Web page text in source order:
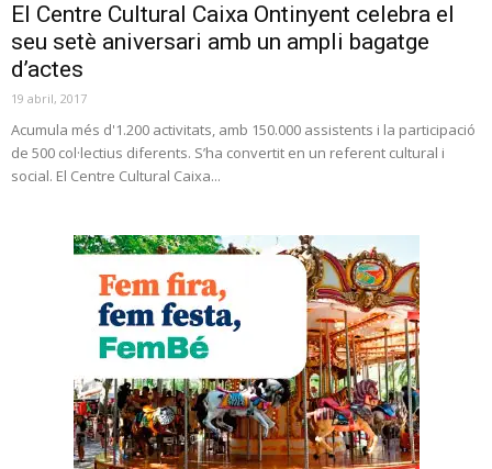
El Centre Cultural Caixa Ontinyent celebra el
seu setè aniversari amb un ampli bagatge
d’actes
19 abril, 2017
Acumula més d'1.200 activitats, amb 150.000 assistents i la participació
de 500 col·lectius diferents. S’ha convertit en un referent cultural i
social. El Centre Cultural Caixa...